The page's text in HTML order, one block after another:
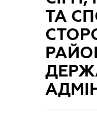
ТА